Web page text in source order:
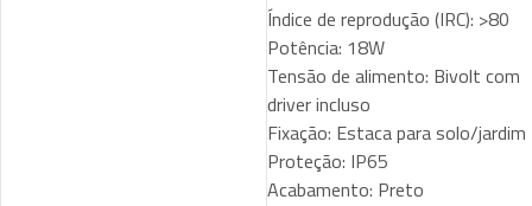
Índice de reprodução (IRC): >80
Potência: 18W
Tensão de alimento: Bivolt com
driver incluso
Fixação: Estaca para solo/jardim
Proteção: IP65
Acabamento: Preto